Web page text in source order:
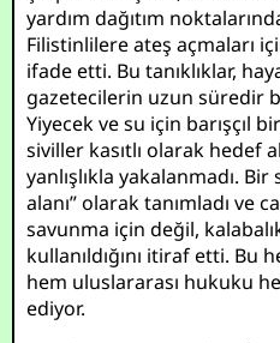
yardım dağıtım
Filistinlilere ateş açmaları
ifade etti. Bu tanıklıklar,
gazetecilerin uzun süredir
Yiyecek ve su için barışçıl
siviller kasıtlı olarak hedef
yanlışlıkla yakalanmadı.
alanı” olarak tanımladı ve
savunma için değil,
kullanıldığını itiraf etti. Bu
hem uluslararası hukuku
ediyor.